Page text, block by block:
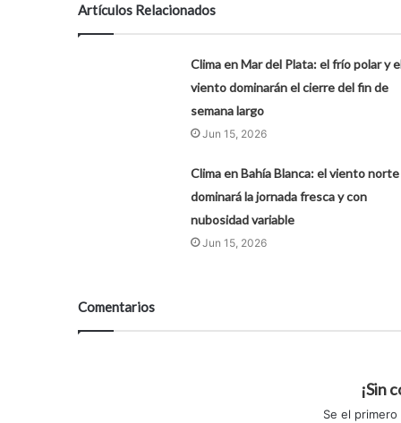
Artículos Relacionados
Clima en Mar del Plata: el frío polar y
viento dominarán el cierre del fin de
semana largo
Jun 15, 2026
Clima en Bahía Blanca: el viento norte
dominará la jornada fresca y con
nubosidad variable
Jun 15, 2026
Comentarios
¡Sin
Se el